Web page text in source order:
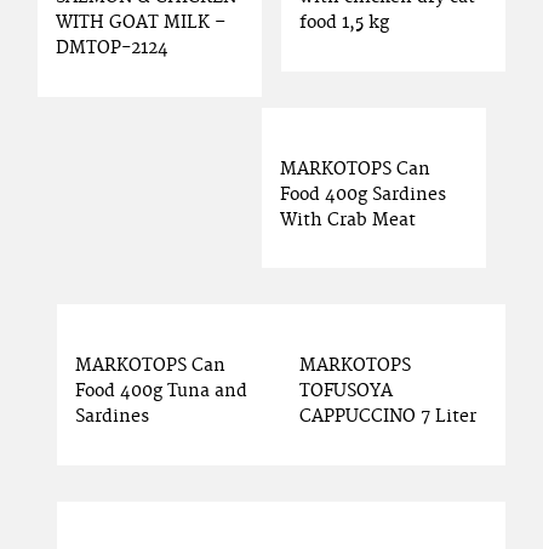
WITH GOAT MILK –
DMTOP-2124
food 1,5 kg
MARKOTOPS Can
Food 400g Sardines
With Crab Meat
MARKOTOPS Can
Food 400g Tuna and
Sardines
MARKOTOPS
TOFUSOYA
CAPPUCCINO 7 Liter